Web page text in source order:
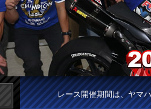
レース開催期間は、ヤマ